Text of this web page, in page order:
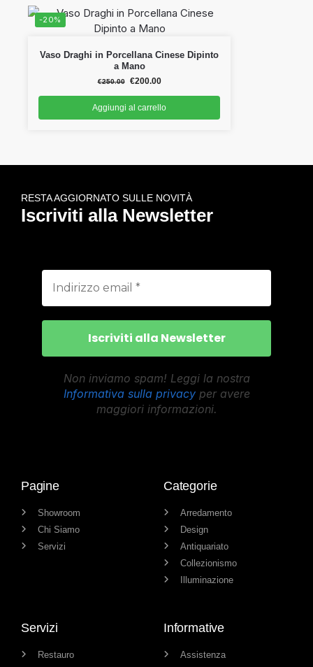
-20%
Vaso Draghi in Porcellana Cinese Dipinto
a Mano
€250.00 €200.00
Aggiungi al carrello
RESTA AGGIORNATO SULLE NOVITÀ
Iscriviti alla Newsletter
Non inviamo spam! Leggi la nostra
Informativa sulla privacyper avere
maggiori informazioni.
Pagine
Showroom
Chi Siamo
Servizi
Categorie
Arredamento
Design
Antiquariato
Collezionismo
Illuminazione
Servizi
Restauro
Informative
Assistenza